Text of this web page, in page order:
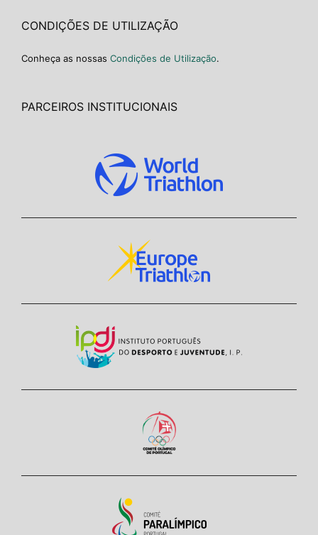
CONDIÇÕES DE UTILIZAÇÃO
Conheça as nossas Condições de Utilização.
PARCEIROS INSTITUCIONAIS